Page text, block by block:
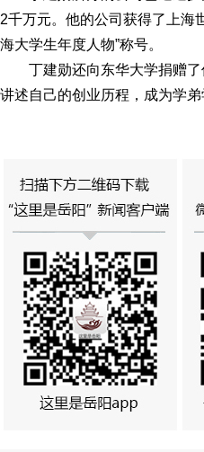
2千万元。他的公司获得了上海
海大学生年度人物”称号。
丁建勋还向东华大学捐赠
讲述自己的创业历程，成为学弟